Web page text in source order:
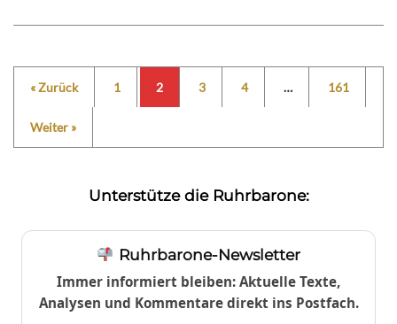
« Zurück 1 2 3 4 … 161
Weiter »
Unterstütze die Ruhrbarone:
Ruhrbarone-Newsletter
Immer informiert bleiben: Aktuelle Texte,
Analysen und Kommentare direkt ins Postfach.